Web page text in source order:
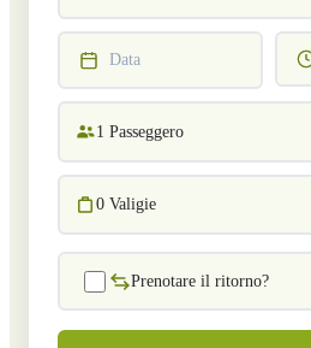
Data
1 Passeggero
0 Valigie
Prenotare il ritorno?